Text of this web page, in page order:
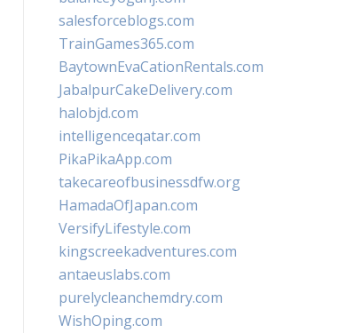
salesforceblogs.com
TrainGames365.com
BaytownEvaCationRentals.com
JabalpurCakeDelivery.com
halobjd.com
intelligenceqatar.com
PikaPikaApp.com
takecareofbusinessdfw.org
HamadaOfJapan.com
VersifyLifestyle.com
kingscreekadventures.com
antaeuslabs.com
purelycleanchemdry.com
WishOping.com